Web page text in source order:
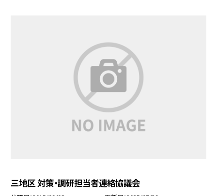
三地区 対策・調研担当者連絡協議会